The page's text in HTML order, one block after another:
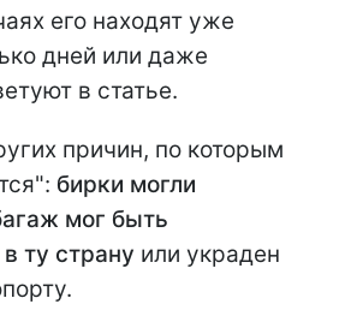
его находят уже
дней или даже
в статье.
причин, по которым
бирки могли
мог быть
ту страну или украден